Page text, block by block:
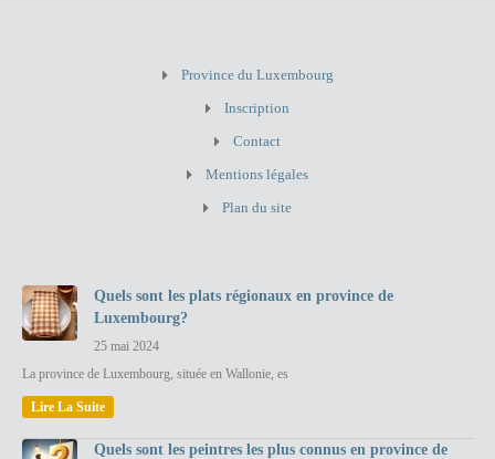
Province du Luxembourg
Inscription
Contact
Mentions légales
Plan du site
Quels sont les plats régionaux en province de
Luxembourg?
25 mai 2024
La province de Luxembourg, située en Wallonie, es
Lire La Suite
Quels sont les peintres les plus connus en province de